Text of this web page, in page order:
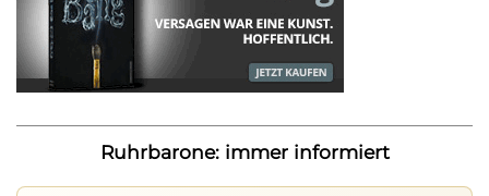
Ruhrbarone: immer informiert